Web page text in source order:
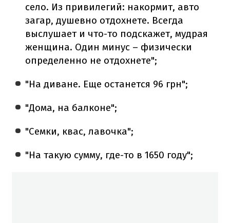
село. Из привилегий: накормит, авто
загар, душевно отдохнете. Всегда
выслушает и что-то подскажет, мудрая
женщина. Один минус – физически
определенно не отдохнете";
"На диване. Еще останется 96 грн";
"Дома, на балконе";
"Семки, квас, лавочка";
"На такую сумму, где-то в 1650 году";